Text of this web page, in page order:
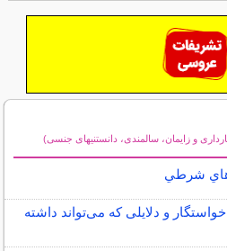
و زایمان، سالمندی، دانستنیهای جنسی)
شرطي
و دلایلی که می‌تواند داشته